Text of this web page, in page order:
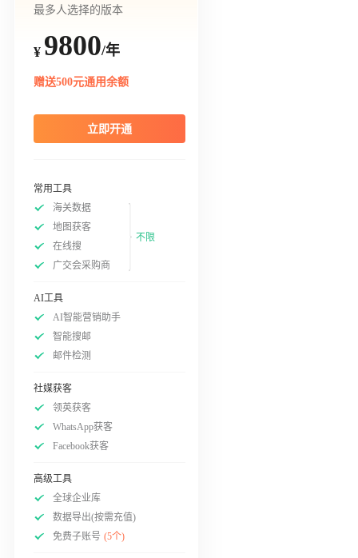
最多人选择的版本
¥ 9800/年
赠送500元通用余额
立即开通
常用工具
海关数据
地图获客
在线搜
广交会采购商
不限
AI工具
AI智能营销助手
智能搜邮
邮件检测
社媒获客
领英获客
WhatsApp获客
Facebook获客
高级工具
全球企业库
数据导出(按需充值)
免费子账号 (5个)